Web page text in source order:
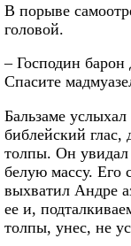
В порыве
головой.
– Господин барон
Спасите
Бальзаме
библейский
толпы. Он
белую массу. Его
выхватил Андре
ее и,
толпы, унес, не